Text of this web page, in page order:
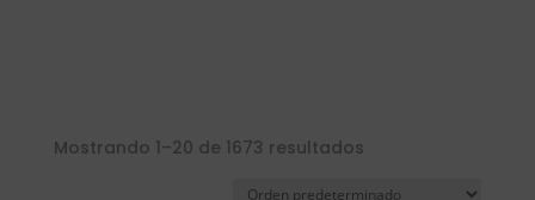
Mostrando 1–20 de 1673 resultados